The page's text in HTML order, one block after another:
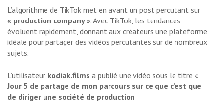
L’algorithme de TikTok met en avant un post percutant sur
« production company ». Avec TikTok, les tendances
évoluent rapidement, donnant aux créateurs une plateforme
idéale pour partager des vidéos percutantes sur de nombreux
sujets.
L’utilisateur kodiak.films a publié une vidéo sous le titre «
Jour 5 de partage de mon parcours sur ce que c’est que
de diriger une société de production